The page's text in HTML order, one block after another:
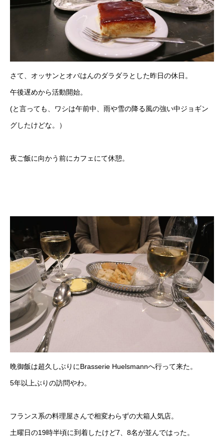
さて、オッサンとオバはんのダラダラとした昨日の休日。
午後遅めから活動開始。
(と言っても、ワシは午前中、雨や雪の降る風の強い中ジョギン
グしたけどな。）
夜ご飯に向かう前にカフェにて休憩。
晩御飯は超久しぶりにBrasserie Huelsmannへ行って来た。
5年以上ぶりの訪問やわ。
フランス系の料理屋さんで相変わらずの大箱人気店。
土曜日の19時半頃に到着したけど7、8名が並んではった。